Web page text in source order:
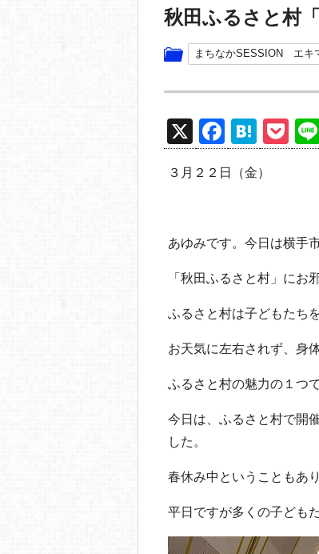
秋田ふるさと村
まちなかSESSION エキ
X
F
a
c
b
o
k
H
at
e
a
P
o
３月２２日（金）
あゆみです。今日は横手
「秋田ふるさと村」にお
ふるさと村は子どもたち
お天気に左右されず、身
ふるさと村の魅力の１つ
今日は、ふるさと村で開
した。
春休み中ということもあり
平日ですが多くの子ども